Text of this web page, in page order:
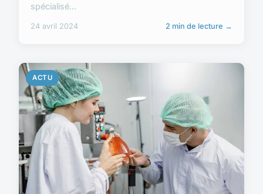
spécialisé...
24 avril 2024 2 min de lecture →
ACTU